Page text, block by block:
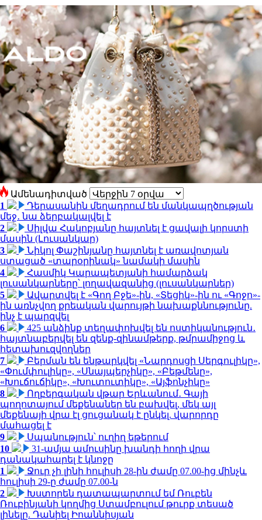
Ամենադիտված
1
Դերասանին մեղադրում են մանկապղծության
մեջ․ նա ձերբակալվել է
2
Սիլվա Հակոբյանը հայտնել է ցավալի կորստի
մասին (Լուսանկար)
3
Նիկոլ Փաշինյանը հայտնել է առավոտյան
ստացած «տարօրինակ» նամակի մասին
4
Հասմիկ Կարապետյանի համարձակ
լուսանկարները՝ լողավազանից (լուսանկարներ)
5
Ավարտվել է «Գող Բջե»-ին, «Տեցիկ»-ին ու «Գոջո»-
ին առնչվող քրեական վարույթի նախաքննությունը.
ինչ է պարզվել
6
425 անձինք տեղափոխվել են ոստիկանություն․
հայտնաբերվել են զենք-զինամթերք, թմրամիջոց և
հետախուզվողներ
7
Բերման են ենթարկվել «Նարդոսցի Սերգուլիկը»,
«Փումփուլիկը», «Սնայպերչիկը», «Բեթմենը»,
«Խուճուճիկը», «Խուտուտիկը», «Այֆոնչիկը»
8
Ողբերգական վթար Երևանում․ Գայի
պողոտայում մեքենաներ են բախվել, մեկ այլ
մեքենայի վրա էլ ցուցանակ է ընկել. վարորդը
մահացել է
9
Սպանություն՝ ուղիղ եթերում
10
31-ամյա ամուսինը խանդի հողի վրա
դանակահարել է կնոջը
1
Ջուր չի լինի հուլիսի 28-ին ժամը 07.00-ից մինչև
հուլիսի 29-ը ժամը 07.00-ն
2
Խստորեն դատապարտում եմ Ռուբեն
Ռուբինյանի կողմից Ստամբուլում թուրք տեսած
լինելը. Դանիել Իոաննիսյան